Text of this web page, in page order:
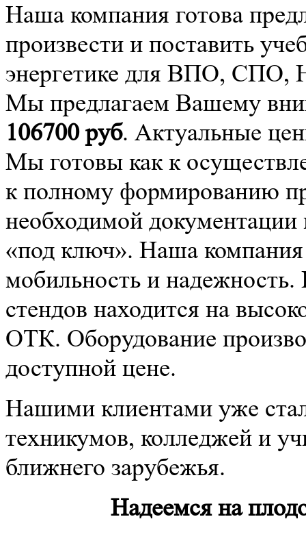
Наша компания готова
произвести и поставить
энергетике для ВПО,
Мы предлагаем Вашему
106700руб. Актуальные
Мы готовы как к
к полному формированию
необходимой
«под ключ». Наша компания
мобильность и
стендов находится на
ОТК. Оборудование
доступной цене.
Нашими клиентами уже
техникумов, колледжей и
ближнего зарубежья.
Надеемся на